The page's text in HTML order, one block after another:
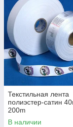
Текстильная лента
полиэстер-сатин
200m
В наличии